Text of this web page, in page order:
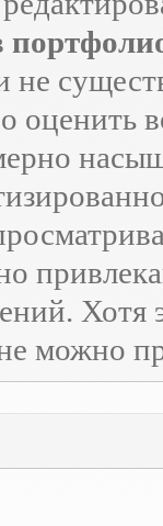
не
оценить
можно